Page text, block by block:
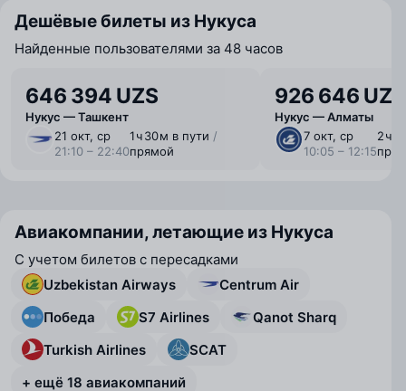
Дешёвые билеты из Нукуса
Найденные пользователями за 48 часов
646 394 UZS
Нукус — Ташкент
21 окт, ср
21:10 – 22:40
1 ⁠ч 30 ⁠м в пути /
прямой
926 646 UZS
Нукус — Алматы
7 окт, ср
10:05 – 12:15
2 ⁠ч
Авиакомпании, летающие из Нукуса
С учетом билетов с пересадками
Uzbekistan Airways
Centrum Air
Победа
S7 Airlines
Qanot Sharq
Turkish Airlines
SCAT
+ ещё 18 авиакомпаний